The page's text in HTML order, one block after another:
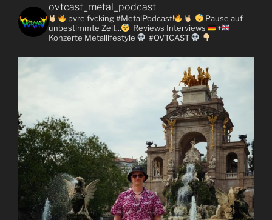
ovtcast_metal_podcast
pvre fvcking #MetalPodcast!
Pause auf
unbestimmte Zeit...
Reviews Interviews
+
Konzerte Metallifestyle #OVTCAST